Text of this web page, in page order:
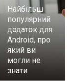
Найбільш
популярний
додаток для
Android, про
який ви
могли не
знати